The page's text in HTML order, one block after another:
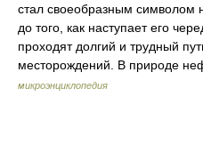
стал своеобразным
до того, как наступает его
проходят долгий и трудный
месторождений. В природе
микроэнциклопедия